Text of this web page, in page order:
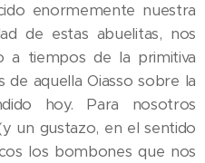
enormemente nuestra
de estas abuelitas, nos
a tiempos de la primitiva
aquella Oiasso sobre la
hoy. Para nosotros
un gustazo, en el sentido
los bombones que nos